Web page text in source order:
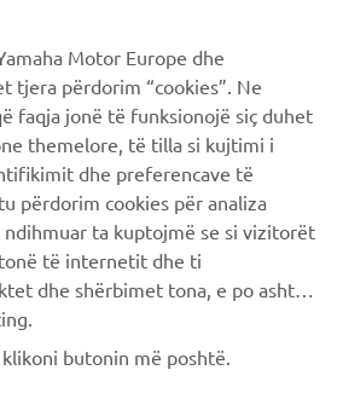
AL SITO DEL CLUB
Motor Europe dhe
tjera përdorim “cookies”. Ne
faqja jonë të funksionojë siç duhet
themelore, të tilla si kujtimi i
dhe preferencave të
përdorim cookies për analiza
ta kuptojmë se si vizitorët
të internetit dhe ti
dhe shërbimet tona, e po ashtu ti
butonin më poshtë.